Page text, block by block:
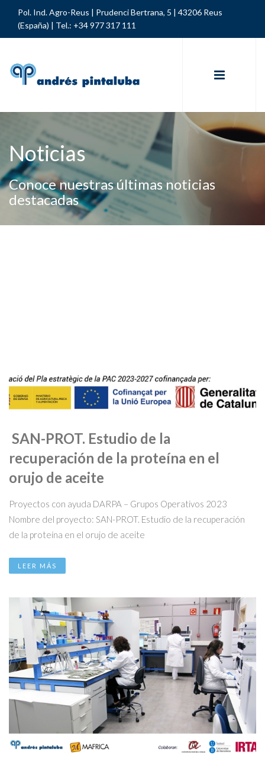
Pol. Ind. Agro-Reus | Prudenci Bertrana, 5 | 43206 Reus
(España) | Tel.: +34 977 317 111
Noticias
Conoce nuestras últimas noticias
destacadas
SAN-PROT. Estudio de la
recuperación de la proteína en el
orujo de aceite
Proyectos con ayuda DARPA – Grupos Operativos 2023
Nombre del proyecto: SAN-PROT. Estudio de la recuperación
de la proteína en el orujo de aceite
LEER MÁS